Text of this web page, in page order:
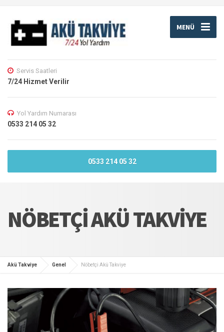
MENÜ
Servis Saatleri
7/24 Hizmet Verilir
Yol Yardım Numarası
0533 214 05 32
0533 214 05 32
NÖBETÇI AKÜ TAKVIYE
Akü Takviye Genel Nöbetçi Akü Takviye